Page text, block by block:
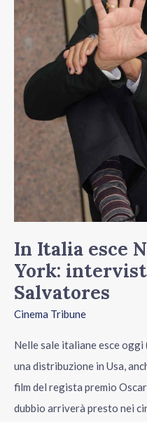
In Italia esce
York:
Salvatores
Cinema Tribune
Nelle sale italiane esce oggi
una distribuzione in Usa,
film del regista premio
dubbio arriverà presto nei
–
New
York:
intervista
con
Gabriele
Salvatores